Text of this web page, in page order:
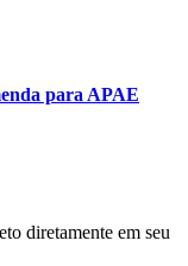
para APAE
diretamente em seu